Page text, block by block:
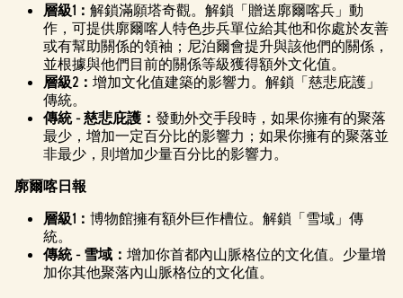
層級1： 解鎖滿願塔奇觀。解鎖「贈送廓爾喀兵」動
作，可提供廓爾喀人特色步兵單位給其他和你處於友善
或有幫助關係的領袖；尼泊爾會提升與該他們的關係，
並根據與他們目前的關係等級獲得額外文化值。
層級2： 增加文化值建築的影響力。解鎖「慈悲庇護」
傳統。
傳統 - 慈悲庇護： 發動外交手段時，如果你擁有的聚落
最少，增加一定百分比的影響力；如果你擁有的聚落並
非最少，則增加少量百分比的影響力。
廓爾喀日報
層級1： 博物館擁有額外巨作槽位。解鎖「雪域」傳
統。
傳統 - 雪域： 增加你首都內山脈格位的文化值。少量增
加你其他聚落內山脈格位的文化值。